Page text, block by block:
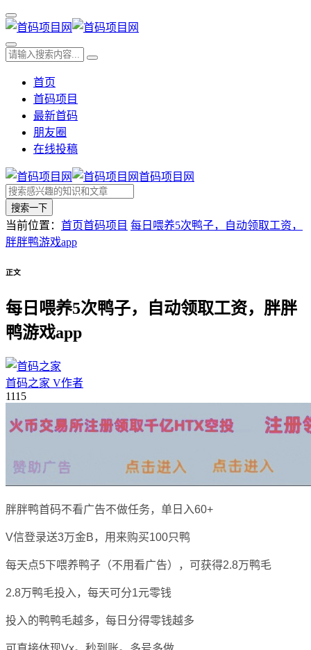
首页
首码项目
最新首码
朋友圈
在线投稿
首码项目网
搜索一下
当前位置： 首页首码项目 每日喂养5次鸭子，自动领取工资，
胖胖鸭游戏app
正文
每日喂养5次鸭子，自动领取工资，胖胖
鸭游戏app
首码之家 V作者
1115
胖胖鸭首码不看广告不做任务，单日入60+
V信登录送3万金B，用来购买100只鸭
每天点5下喂养鸭子（不用看广告），可获得2.8万鸭毛
2.8万鸭毛投入，每天可分1元零钱
投入的鸭鸭毛越多，每日分得零钱越多